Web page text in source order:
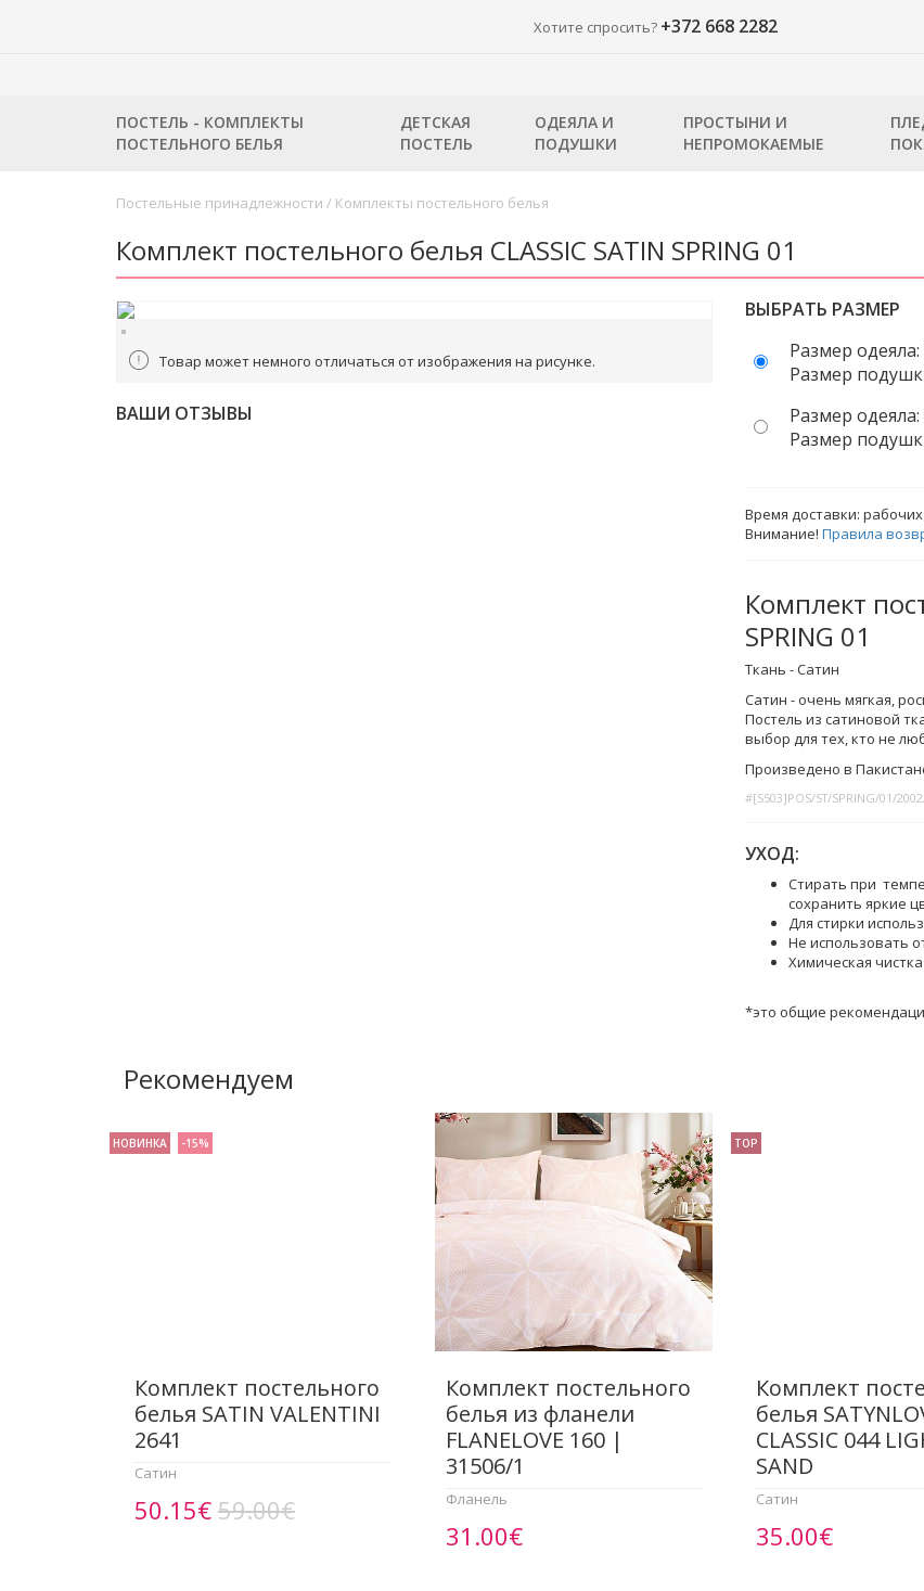
Хотите спросить? +372 668 2282
ПОСТЕЛЬ - КОМПЛЕКТЫ
ПОСТЕЛЬНОГО БЕЛЬЯ
ДЕТСКАЯ
ПОСТЕЛЬ
ОДЕЯЛА И
ПОДУШКИ
ПРОСТЫНИ И
НЕПРОМОКАЕМЫЕ
Постельные принадлежности / Комплекты постельного белья
Комплект постельного белья CLASSIC SATIN SPRING 01
Товар может немного отличаться от изображения на рисунке.
ВАШИ ОТЗЫВЫ
ВЫБРАТЬ РАЗМЕР
Размер
Размер
Размер
Размер
Время доставки:
Внимание! Правила
Комплект
SPRING 01
Ткань - Сатин
Сатин - очень мягкая,
Постель из сатиновой
выбор для тех, кто не
Произведено в
#[S503]POS/ST/SPRING/01/
УХОД:
Стирать при
сохранить яркие
Для стирки
Не использовать
Химическая
*это общие
Рекомендуем
НОВИНКА -15%
Комплект постельного
белья SATIN VALENTINI
2641
Сатин
50.15€ 59.00€
Комплект постельного
белья из фланели
FLANELOVE 160 |
31506/1
Фланель
31.00€
TOP
Комплект
белья
CLASSIC 044
SAND
Сатин
35.00€